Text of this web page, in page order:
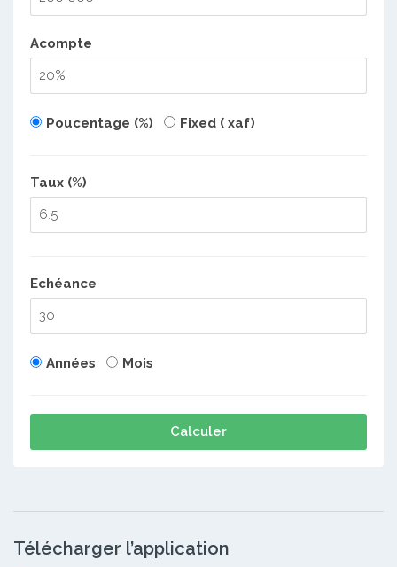
Acompte
Poucentage (%) Fixed ( xaf)
Taux (%)
Echéance
Années Mois
Calculer
Télécharger l’application